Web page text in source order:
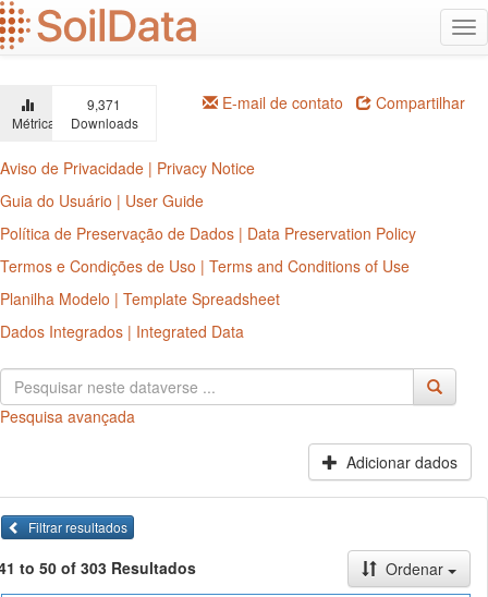
Ir
para
o
principal
Métricas
9,371
Downloads
E-mail de contato Compartilhar
Aviso de Privacidade | Privacy Notice
Guia do Usuário | User Guide
Política de Preservação de Dados | Data Preservation Policy
Termos e Condições de Uso | Terms and Conditions of Use
Planilha Modelo | Template Spreadsheet
Dados Integrados | Integrated Data
Pesquisa avançada
Adicionar dados
Filtrar resultados
to 50 of 303 Resultados
Ordenar